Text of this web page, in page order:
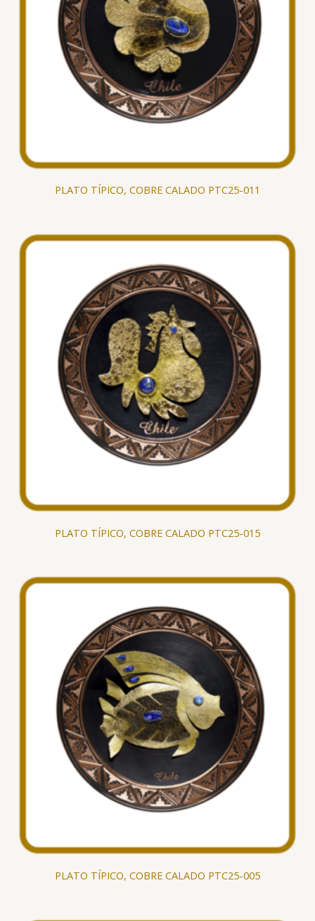
PLATO TÍPICO, COBRE CALADO PTC25-011
PLATO TÍPICO, COBRE CALADO PTC25-015
PLATO TÍPICO, COBRE CALADO PTC25-005